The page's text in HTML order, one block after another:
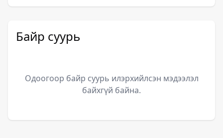
Байр суурь
Одоогоор байр суурь илэрхийлсэн мэдээлэл
байхгүй байна.